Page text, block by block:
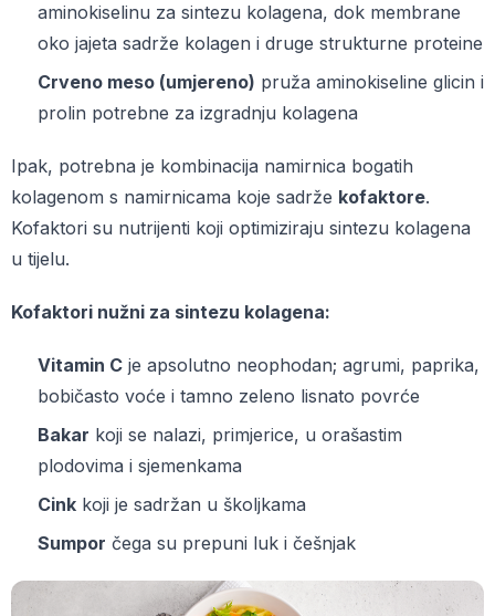
aminokiselinu za sintezu kolagena, dok membrane
oko jajeta sadrže kolagen i druge strukturne proteine
Crveno meso (umjereno) pruža aminokiseline glicin i
prolin potrebne za izgradnju kolagena
Ipak, potrebna je kombinacija namirnica bogatih
kolagenom s namirnicama koje sadrže kofaktore.
Kofaktori su nutrijenti koji optimiziraju sintezu kolagena
u tijelu.
Kofaktori nužni za sintezu kolagena:
Vitamin C je apsolutno neophodan; agrumi, paprika,
bobičasto voće i tamno zeleno lisnato povrće
Bakar koji se nalazi, primjerice, u orašastim
plodovima i sjemenkama
Cink koji je sadržan u školjkama
Sumpor čega su prepuni luk i češnjak